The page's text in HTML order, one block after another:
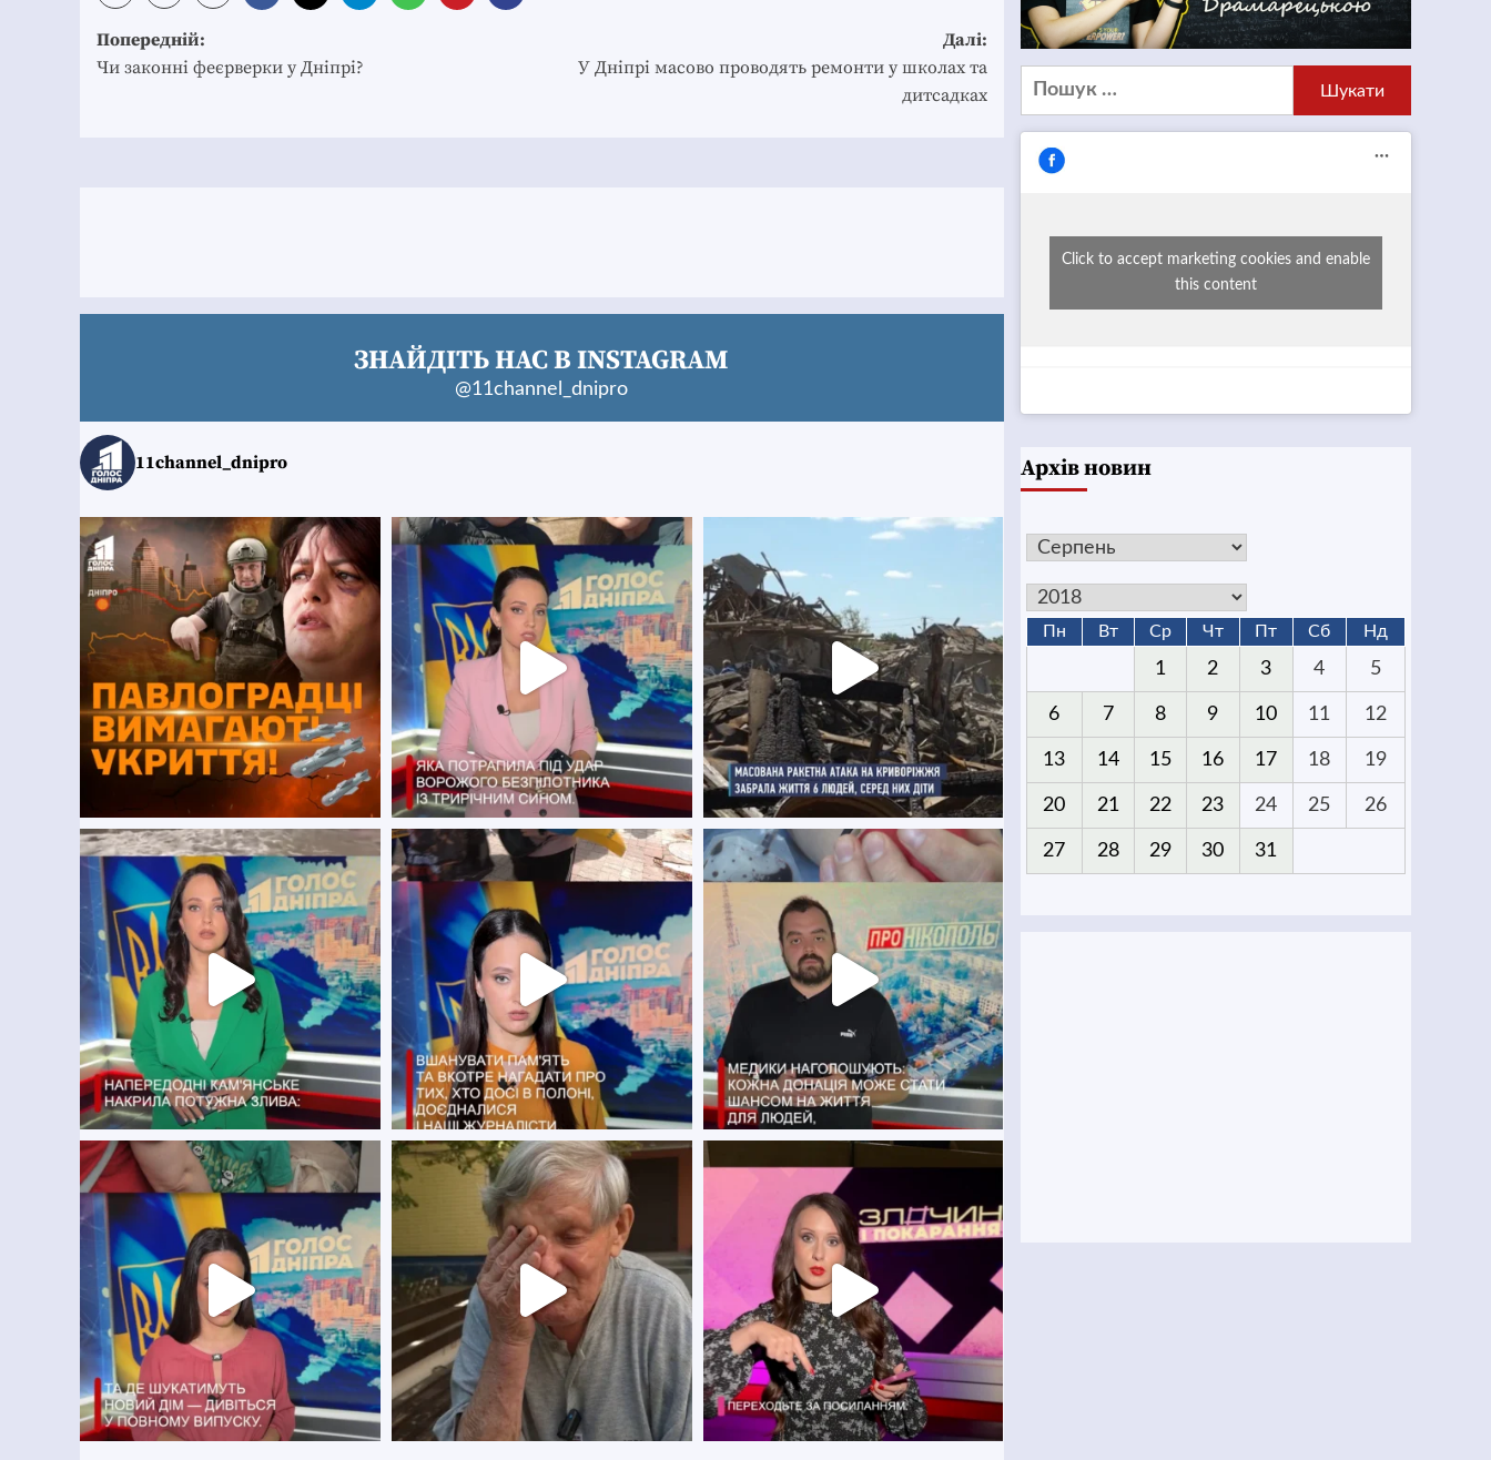
Post
navigation
Попередній:
Чи законні феєрверки у Дніпрі?
Далі:
У Дніпрі масово проводять ремонти у школах та
дитсадках
ЗНАЙДІТЬ НАС В INSTAGRAM
@11channel_dnipro
11channel_dnipro
Пошук:
Click to accept marketing cookies and enable
this content
Архів новин
Пн Вт Ср Чт Пт Сб Нд
1 2 3 4 5
6 7 8 9 10 11 12
13 14 15 16 17 18 19
20 21 22 23 24 25 26
27 28 29 30 31